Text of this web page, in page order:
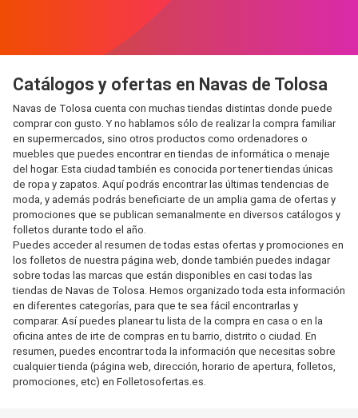
Catálogos y ofertas en Navas de Tolosa
Navas de Tolosa cuenta con muchas tiendas distintas donde puede
comprar con gusto. Y no hablamos sólo de realizar la compra familiar
en supermercados, sino otros productos como ordenadores o
muebles que puedes encontrar en tiendas de informática o menaje
del hogar. Esta ciudad también es conocida por tener tiendas únicas
de ropa y zapatos. Aquí podrás encontrar las últimas tendencias de
moda, y además podrás beneficiarte de un amplia gama de ofertas y
promociones que se publican semanalmente en diversos catálogos y
folletos durante todo el año.
Puedes acceder al resumen de todas estas ofertas y promociones en
los folletos de nuestra página web, donde también puedes indagar
sobre todas las marcas que están disponibles en casi todas las
tiendas de Navas de Tolosa. Hemos organizado toda esta información
en diferentes categorías, para que te sea fácil encontrarlas y
comparar. Así puedes planear tu lista de la compra en casa o en la
oficina antes de irte de compras en tu barrio, distrito o ciudad. En
resumen, puedes encontrar toda la información que necesitas sobre
cualquier tienda (página web, dirección, horario de apertura, folletos,
promociones, etc) en Folletosofertas.es.